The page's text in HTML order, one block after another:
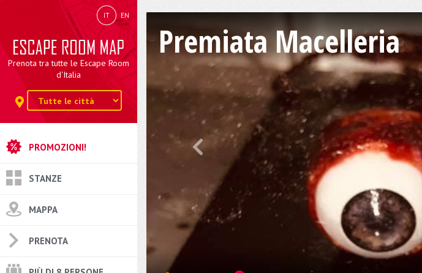
IT EN
Prenota tra tutte le Escape Room
d'Italia
PROMOZIONI!
STANZE
MAPPA
PRENOTA
Premiata Macelleria